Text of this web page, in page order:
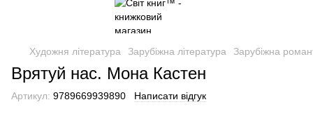
Художня література Зарубіжна література Зарубіжна
Врятуй нас. Мона Кастен
Артикул: 9789669939890 Написати відгук